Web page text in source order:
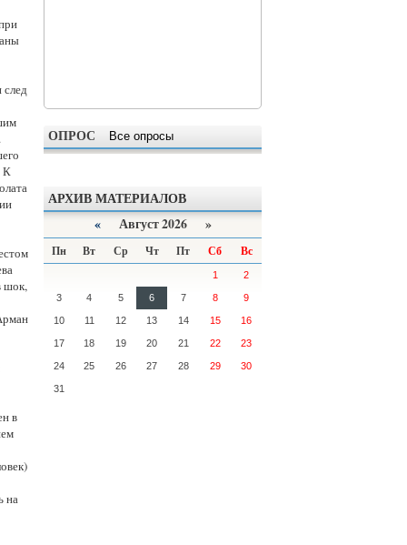
К
шок,
в
на
ОПРОС Все опросы
АРХИВ МАТЕРИАЛОВ
«Август 2026 »
Пн Вт Ср Чт Пт Сб Вс
1 2
3 4 5 6 7 8 9
10 11 12 13 14 15 16
17 18 19 20 21 22 23
24 25 26 27 28 29 30
31